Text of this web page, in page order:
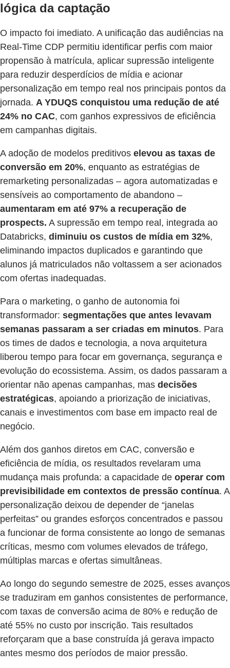
lógica da captação
O impacto foi imediato. A unificação das audiências na
Real-Time CDP permitiu identificar perfis com maior
propensão à matrícula, aplicar supressão inteligente
para reduzir desperdícios de mídia e acionar
personalização em tempo real nos principais pontos da
jornada. A YDUQS conquistou uma redução de até
24% no CAC, com ganhos expressivos de eficiência
em campanhas digitais.
A adoção de modelos preditivos elevou as taxas de
conversão em 20%, enquanto as estratégias de
remarketing personalizadas – agora automatizadas e
sensíveis ao comportamento de abandono –
aumentaram em até 97% a recuperação de
prospects. A supressão em tempo real, integrada ao
Databricks, diminuiu os custos de mídia em 32%,
eliminando impactos duplicados e garantindo que
alunos já matriculados não voltassem a ser acionados
com ofertas inadequadas.
Para o marketing, o ganho de autonomia foi
transformador: segmentações que antes levavam
semanas passaram a ser criadas em minutos. Para
os times de dados e tecnologia, a nova arquitetura
liberou tempo para focar em governança, segurança e
evolução do ecossistema. Assim, os dados passaram a
orientar não apenas campanhas, mas decisões
estratégicas, apoiando a priorização de iniciativas,
canais e investimentos com base em impacto real de
negócio.
Além dos ganhos diretos em CAC, conversão e
eficiência de mídia, os resultados revelaram uma
mudança mais profunda: a capacidade de operar com
previsibilidade em contextos de pressão contínua. A
personalização deixou de depender de “janelas
perfeitas” ou grandes esforços concentrados e passou
a funcionar de forma consistente ao longo de semanas
críticas, mesmo com volumes elevados de tráfego,
múltiplas marcas e ofertas simultâneas.
Ao longo do segundo semestre de 2025, esses avanços
se traduziram em ganhos consistentes de performance,
com taxas de conversão acima de 80% e redução de
até 55% no custo por inscrição. Tais resultados
reforçaram que a base construída já gerava impacto
antes mesmo dos períodos de maior pressão.